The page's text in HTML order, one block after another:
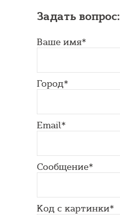
Задать вопрос:
Ваше имя*
Город*
Email*
Сообщение*
Код с картинки*